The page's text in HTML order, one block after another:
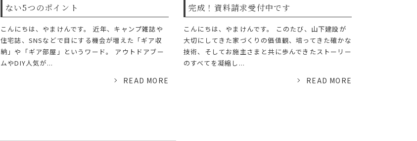
ない5つのポイント
こんにちは、やまけんです。 近年、キャンプ雑誌や
住宅誌、SNSなどで目にする機会が増えた「ギア収
納」や「ギア部屋」というワード。 アウトドアブー
ムやDIY人気が...
READ MORE
完成！資料請求受付中です
こんにちは、やまけんです。 このたび、山下建設が
大切にしてきた家づくりの価値観、培ってきた確かな
技術、そしてお施主さまと共に歩んできたストーリー
のすべてを凝縮し...
READ MORE